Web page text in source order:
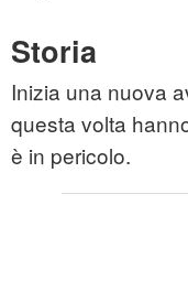
Storia
Inizia una nuova
questa volta
è in pericolo.